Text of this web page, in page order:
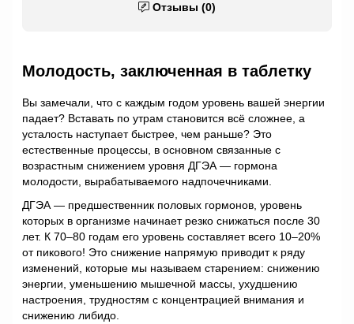
Отзывы (0)
Молодость, заключенная в таблетку
Вы замечали, что с каждым годом уровень вашей энергии
падает? Вставать по утрам становится всё сложнее, а
усталость наступает быстрее, чем раньше? Это
естественные процессы, в основном связанные с
возрастным снижением уровня ДГЭА — гормона
молодости, вырабатываемого надпочечниками.
ДГЭА — предшественник половых гормонов, уровень
которых в организме начинает резко снижаться после 30
лет. К 70–80 годам его уровень составляет всего 10–20%
от пикового! Это снижение напрямую приводит к ряду
изменений, которые мы называем старением: снижению
энергии, уменьшению мышечной массы, ухудшению
настроения, трудностям с концентрацией внимания и
снижению либидо.